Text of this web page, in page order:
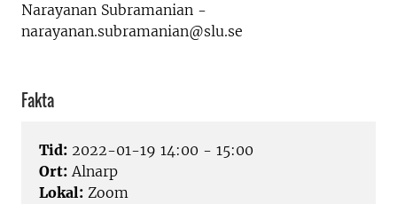
Narayanan Subramanian -
narayanan.subramanian@slu.se
Fakta
Tid: 2022-01-19 14:00 - 15:00
Ort: Alnarp
Lokal: Zoom